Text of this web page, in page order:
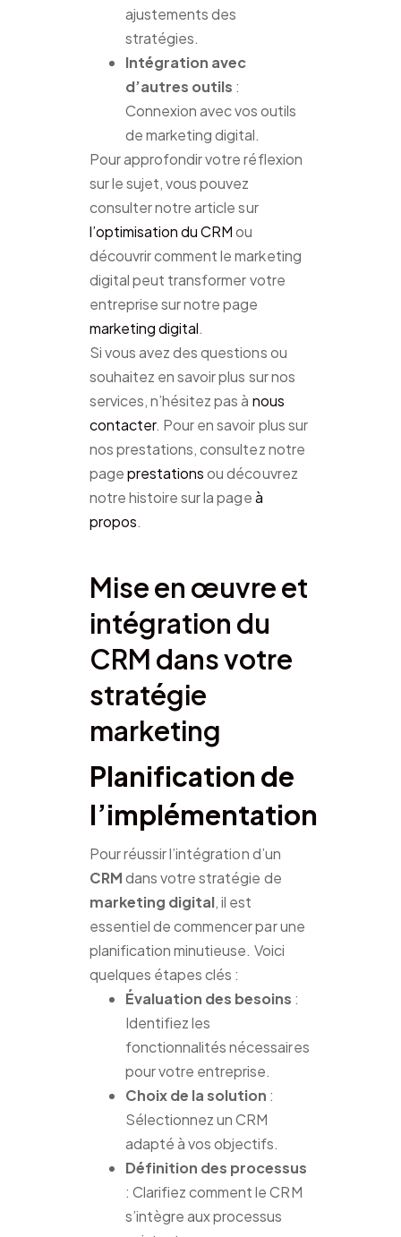
ajustements des
stratégies.
Intégration avec
d’autres outils :
Connexion avec vos outils
de marketing digital.
Pour approfondir votre réflexion
sur le sujet, vous pouvez
consulter notre article sur
l’optimisation du CRMou
découvrir comment le marketing
digital peut transformer votre
entreprise sur notre page
marketing digital.
Si vous avez des questions ou
souhaitez en savoir plus sur nos
services, n’hésitez pas à nous
contacter. Pour en savoir plus sur
nos prestations, consultez notre
pageprestationsou découvrez
notre histoire sur la pageà
propos.
Mise en œuvre et
intégration du
CRM dans votre
stratégie
marketing
Planification de
l’implémentation
Pour réussir l’intégration d’un
CRMdans votre stratégie de
marketing digital, il est
essentiel de commencer par une
planification minutieuse. Voici
quelques étapes clés :
Évaluation des besoins :
Identifiez les
fonctionnalités nécessaires
pour votre entreprise.
Choix de la solution :
Sélectionnez un CRM
adapté à vos objectifs.
Définition des processus
: Clarifiez comment le CRM
s’intègre aux processus